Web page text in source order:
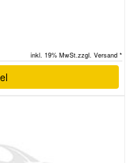
inkl. 19% MwSt.zzgl. Versand *